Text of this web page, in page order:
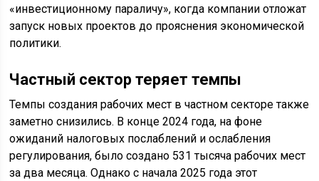
«инвестиционному параличу», когда компании отложат
запуск новых проектов до прояснения экономической
политики.
Частный сектор теряет темпы
Темпы создания рабочих мест в частном секторе также
заметно снизились. В конце 2024 года, на фоне
ожиданий налоговых послаблений и ослабления
регулирования, было создано 531 тысяча рабочих мест
за два месяца. Однако с начала 2025 года этот